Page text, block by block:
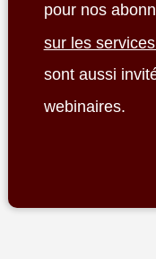
pour nos
sur les
sont aussi
webinaires.